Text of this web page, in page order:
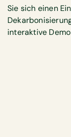
Sie sich einen
interaktive